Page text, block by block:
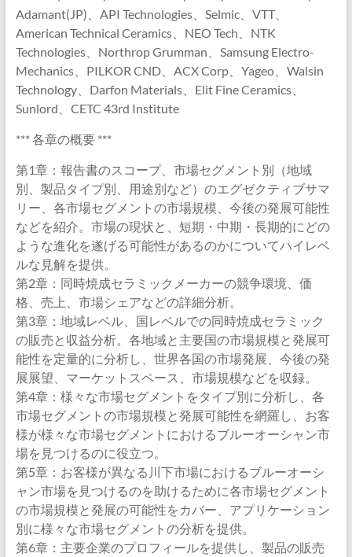
Adamant(JP)、API Technologies、Selmic、VTT、
American Technical Ceramics、NEO Tech、NTK
Technologies、Northrop Grumman、Samsung Electro-
Mechanics、PILKOR CND、ACX Corp、Yageo、Walsin
Technology、Darfon Materials、Elit Fine Ceramics、
Sunlord、CETC 43rd Institute
*** 各章の概要 ***
第1章：報告書のスコープ、市場セグメント別（地域
別、製品タイプ別、用途別など）のエグゼクティブサマ
リー、各市場セグメントの市場規模、今後の発展可能性
などを紹介。市場の現状と、短期・中期・長期的にどの
ような進化を遂げる可能性があるのかについてハイレベ
ルな見解を提供。
第2章：同時焼成セラミックメーカーの競争環境、価
格、売上、市場シェアなどの詳細分析。
第3章：地域レベル、国レベルでの同時焼成セラミック
の販売と収益分析。各地域と主要国の市場規模と発展可
能性を定量的に分析し、世界各国の市場発展、今後の発
展展望、マーケットスペース、市場規模などを収録。
第4章：様々な市場セグメントをタイプ別に分析し、各
市場セグメントの市場規模と発展可能性を網羅し、お客
様が様々な市場セグメントにおけるブルーオーシャン市
場を見つけるのに役立つ。
第5章：お客様が異なる川下市場におけるブルーオーシ
ャン市場を見つけるのを助けるために各市場セグメント
の市場規模と発展の可能性をカバー、アプリケーション
別に様々な市場セグメントの分析を提供。
第6章：主要企業のプロフィールを提供し、製品の販売